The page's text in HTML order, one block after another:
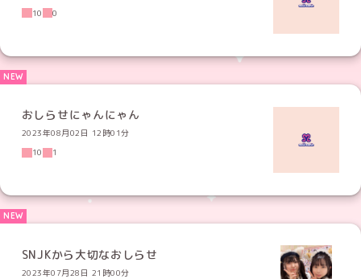
10
0
おしらせにゃんにゃん
2023年08月02日 12時01分
10
1
SNJKから大切なおしらせ
2023年07月28日 21時00分